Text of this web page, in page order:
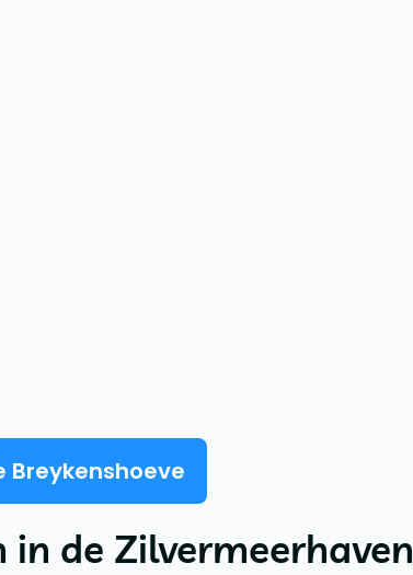
Breykenshoeve
in de Zilvermeerhaven